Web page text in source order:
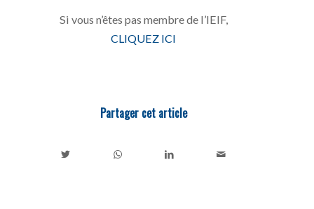
Si vous n’êtes pas membre de l’IEIF,
CLIQUEZ ICI
Partager cet article